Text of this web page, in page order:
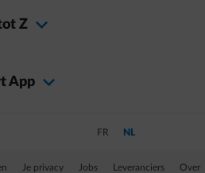
Z
App
een nieuwe pagina
Je privacy Jobs Leveranciers Over
Schakel over naar Frans
FR Schakel over naar
NL